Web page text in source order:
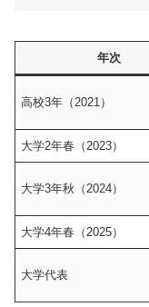
年次
高校3年（2021）
大学2年春（2023）
大学3年秋（2024）
大学4年春（2025）
大学代表